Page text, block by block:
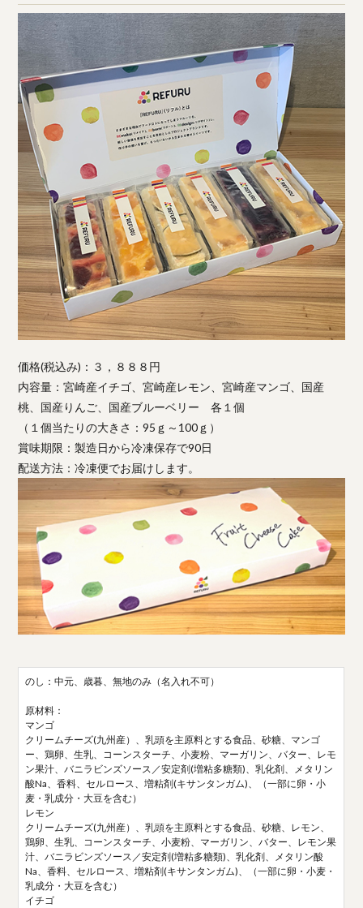
価格(税込み)：３，８８８円
内容量：宮崎産イチゴ、宮崎産レモン、宮崎産マンゴ、国産
桃、国産りんご、国産ブルーベリー 各１個
（１個当たりの大きさ：95ｇ～100ｇ）
賞味期限：製造日から冷凍保存で90日
配送方法：冷凍便でお届けします。
のし：中元、歳暮、無地のみ（名入れ不可）
原材料：
マンゴ
クリームチーズ(九州産）、乳頭を主原料とする食品、砂糖、マンゴ
ー、鶏卵、生乳、コーンスターチ、小麦粉、マーガリン、バター、レモ
ン果汁、バニラビンズソース／安定剤(増粘多糖類)、乳化剤、メタリン
酸Na、香料、セルロース、増粘剤(キサンタンガム)、（一部に卵・小
麦・乳成分・大豆を含む）
レモン
クリームチーズ(九州産）、乳頭を主原料とする食品、砂糖、レモン、
鶏卵、生乳、コーンスターチ、小麦粉、マーガリン、バター、レモン果
汁、バニラビンズソース／安定剤(増粘多糖類)、乳化剤、メタリン酸
Na、香料、セルロース、増粘剤(キサンタンガム)、（一部に卵・小麦・
乳成分・大豆を含む）
イチゴ